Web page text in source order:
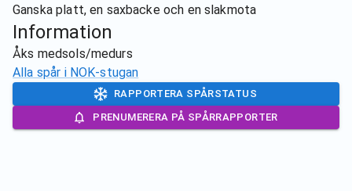
Ganska platt, en saxbacke och en slakmota
Information
Åks medsols/medurs
Alla spår i NOK-stugan
RAPPORTERA SPÅRSTATUS
PRENUMERERA PÅ SPÅRRAPPORTER